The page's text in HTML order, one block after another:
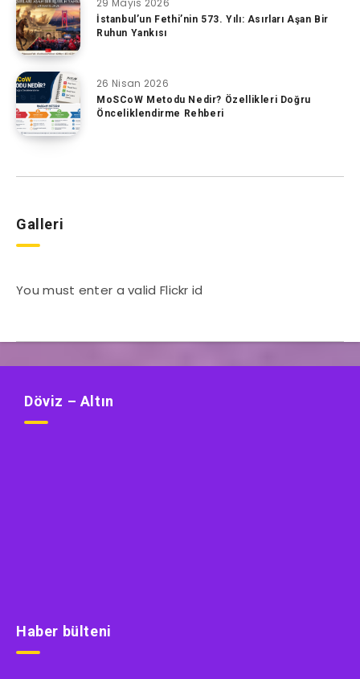
29 Mayıs 2026
İstanbul’un Fethi’nin 573. Yılı: Asırları Aşan Bir
Ruhun Yankısı
26 Nisan 2026
MoSCoW Metodu Nedir? Özellikleri Doğru
Önceliklendirme Rehberi
Galleri
You must enter a valid Flickr id
Döviz – Altın
Haber bülteni